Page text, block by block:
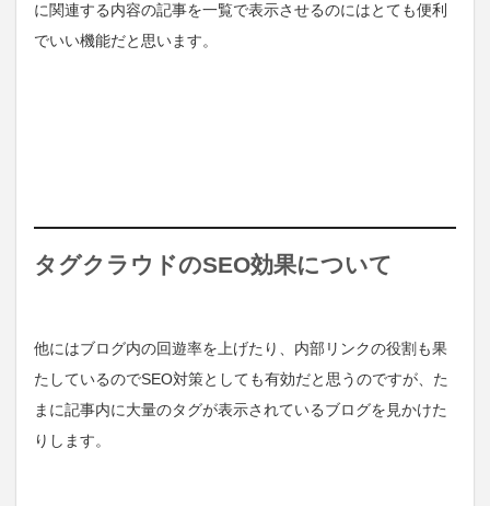
に関連する内容の記事を一覧で表示させるのにはとても便利
でいい機能だと思います。
タグクラウドのSEO効果について
他にはブログ内の回遊率を上げたり、内部リンクの役割も果
たしているのでSEO対策としても有効だと思うのですが、た
まに記事内に大量のタグが表示されているブログを見かけた
りします。